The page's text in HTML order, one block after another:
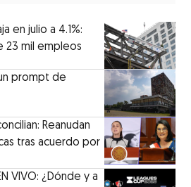
en julio a 4.1%:
23 mil empleos
prompt de
Reanudan
tras acuerdo por
VIVO: ¿Dónde y a